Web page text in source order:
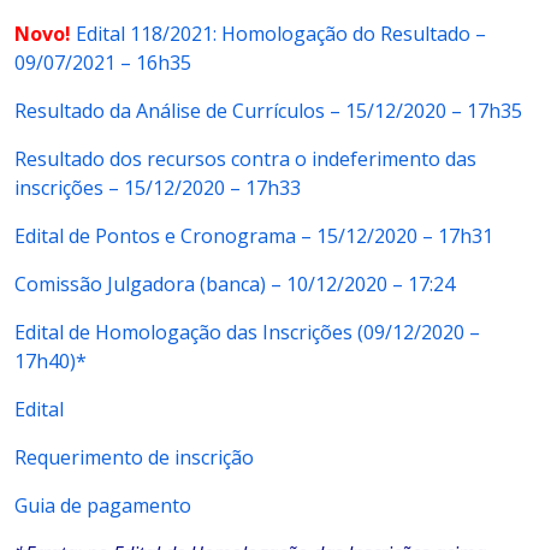
Novo! Edital 118/2021: Homologação do Resultado –
09/07/2021 – 16h35
Resultado da Análise de Currículos – 15/12/2020 – 17h35
Resultado dos recursos contra o indeferimento das
inscrições – 15/12/2020 – 17h33
Edital de Pontos e Cronograma – 15/12/2020 – 17h31
Comissão Julgadora (banca) – 10/12/2020 – 17:24
Edital de Homologação das Inscrições (09/12/2020 –
17h40)*
Edital
Requerimento de inscrição
Guia de pagamento